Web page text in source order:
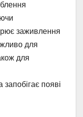
заживлення
для
для
запобігає появі